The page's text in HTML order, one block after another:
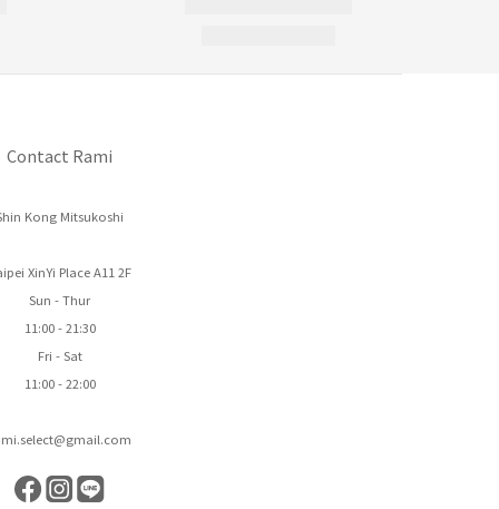
Contact Rami
Kong Mitsukoshi
XinYi Place A11 2F
Sun - Thur
11:00 - 21:30
Fri - Sat
11:00 - 22:00